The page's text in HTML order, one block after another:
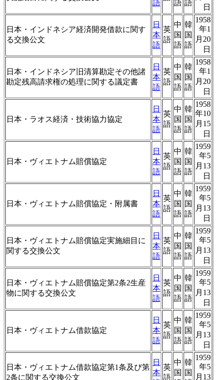
語
語 語
日
日本・インドネシア経済開発借款に関す
る交換公文
日
本
語
英
語
中
国
語
韓
国
語
1958
年1
月20
日
日本・インドネシア旧清算勘定その他諸
勘定残高請求権の処理に関する議定書
日
本
語
英
語
中
国
語
韓
国
語
1958
年1
月20
日
日本・ラオス経済・技術協力協定
日
本
語
英
語
中
国
語
韓
国
語
1958
年10
月15
日
日本・ヴィエトナム賠償協定
日
本
語
英
語
中
国
語
韓
国
語
1959
年5
月13
日
日本・ヴィエトナム賠償協定・附属書
日
本
語
英
語
中
国
語
韓
国
語
1959
年5
月13
日
日本・ヴィエトナム賠償協定実施細目に
関する交換公文
日
本
語
英
語
中
国
語
韓
国
語
1959
年5
月13
日
日本・ヴィエトナム賠償協定第2条2生産
物に関する交換公文
日
本
語
英
語
中
国
語
韓
国
語
1959
年5
月13
日
日本・ヴィエトナム借款協定
日
本
語
英
語
中
国
語
韓
国
語
1959
年5
月13
日
日本・ヴィエトナム借款協定第1条及び第
2条に関する交換公文
日
本
英
語
中
国
韓
国
1959
年5
月13